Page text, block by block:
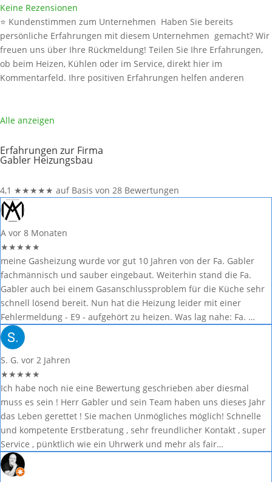
Keine Rezensionen
⭐ Kundenstimmen zum Unternehmen Haben Sie bereits
persönliche Erfahrungen mit diesem Unternehmen gemacht? Wir
freuen uns über Ihre Rückmeldung! Teilen Sie Ihre Erfahrungen,
ob beim Heizen, Kühlen oder im Service, direkt hier im
Kommentarfeld. Ihre positiven Erfahrungen helfen anderen
und bleibenWeiterlesen …
Alle anzeigen
Erfahrungen zur Firma
Gabler Heizungsbau
4,1 ★★★★★ auf Basis von 28 Bewertungen
A vor 8 Monaten
★★★★★
meine Gasheizung wurde vor gut 10 Jahren von der Fa. Gabler
fachmännisch und sauber eingebaut. Weiterhin stand die Fa.
Gabler auch bei einem Gasanschlussproblem für die Küche sehr
schnell lösend bereit. Nun hat die Heizung leider mit einer
Fehlermeldung - E9 - aufgehört zu heizen. Was lag nahe: Fa. …
S. G. vor 2 Jahren
★★★★★
Ich habe noch nie eine Bewertung geschrieben aber diesmal
muss es sein ! Herr Gabler und sein Team haben uns dieses Jahr
das Leben gerettet ! Sie machen Unmögliches möglich! Schnelle
und kompetente Erstberatung , sehr freundlicher Kontakt , super
Service , pünktlich wie ein Uhrwerk und mehr als fair…